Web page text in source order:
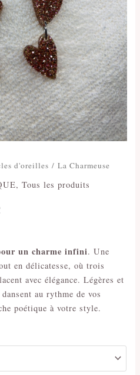
d'oreilles / La Charmeuse
,Tous les produits
un charme infini. Une
en délicatesse, où trois
avec élégance. Légères et
au rythme de vos
poétique à votre style.